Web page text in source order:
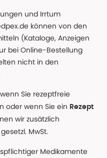
und Irrtum
können von den
(Kataloge, Anzeigen
bei Online-Bestellung
nicht in den
Sie rezeptfreie
oder wenn Sie ein Rezept
wir zusätzlich
MwSt.
Medikamente